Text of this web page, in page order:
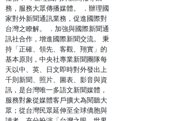
務，服務大眾傳播媒體。 ．辦理國
家對外新聞通訊業務，促進國際對
台灣之瞭解。 ．加強與國際新聞通
訊社合作，增進國際新聞交流。 秉
持「正確、領先、客觀、翔實」的
基本原則，中央社專業新聞團隊每
天以中、英、日文即時對外發出上
千則新聞、照片、圖表、影音與資
訊，是台灣唯一多語文新聞媒體，
服務對象從媒體客戶擴大為閱聽大
眾；從台灣民眾延伸至全球僑胞與